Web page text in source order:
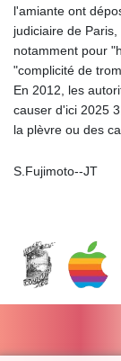
l'amiante ont
judiciaire de
notamment pour
"complicité de
En 2012, les
causer d'ici 2025
la plèvre ou des
S.Fujimoto--JT